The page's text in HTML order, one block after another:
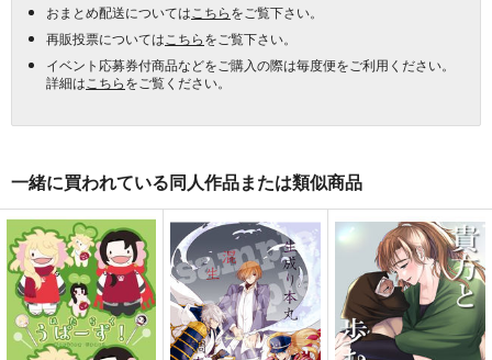
おまとめ配送については こちらをご覧下さい。
再販投票については こちらをご覧下さい。
イベント応募券付商品などをご購入の際は毎度便をご利用ください。
詳細は こちらをご覧ください。
一緒に買われている同人作品または類似商品